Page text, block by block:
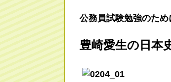
公務員試験勉強のた
豊崎愛生の日本